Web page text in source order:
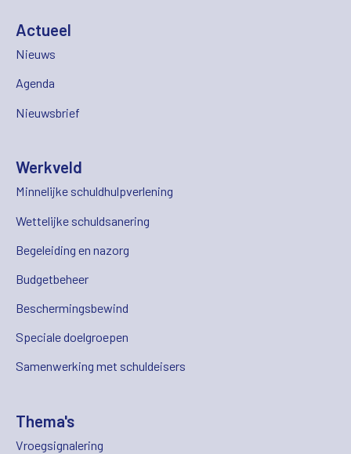
Actueel
Nieuws
Agenda
Nieuwsbrief
Werkveld
Minnelijke schuldhulpverlening
Wettelijke schuldsanering
Begeleiding en nazorg
Budgetbeheer
Beschermingsbewind
Speciale doelgroepen
Samenwerking met schuldeisers
Thema's
Vroegsignalering